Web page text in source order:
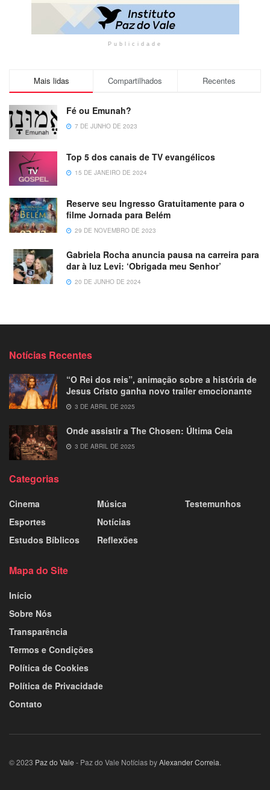
Publicidade
Mais lidas Compartilhados Recentes
Fé ou Emunah?
7 DE JUNHO DE 2023
Top 5 dos canais de TV evangélicos
15 DE JANEIRO DE 2024
Reserve seu Ingresso Gratuitamente para o
filme Jornada para Belém
29 DE NOVEMBRO DE 2023
Gabriela Rocha anuncia pausa na carreira para
dar à luz Levi: ‘Obrigada meu Senhor’
20 DE JUNHO DE 2024
Notícias Recentes
“O Rei dos reis”, animação sobre a história de
Jesus Cristo ganha novo trailer emocionante
3 DE ABRIL DE 2025
Onde assistir a The Chosen: Última Ceia
3 DE ABRIL DE 2025
Categorias
Cinema
Esportes
Estudos Bíblicos
Música
Notícias
Reflexões
Testemunhos
Mapa do Site
Início
Sobre Nós
Transparência
Termos e Condições
Política de Cookies
Política de Privacidade
Contato
© 2023 Paz do Vale - Paz do Vale Notícias byAlexander Correia.